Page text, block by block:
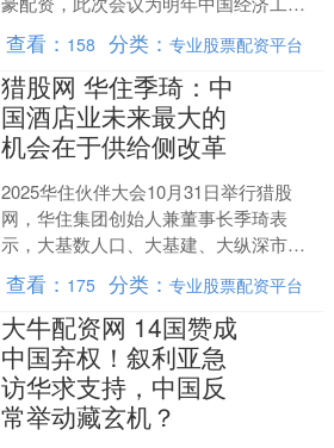
锚定航向，为“十五五”开局奠定良好基
础。在全球经济不确定性....
查看： 158 分类：专业股票配资平台
猎股网 华住季琦：中
国酒店业未来最大的
机会在于供给侧改革
2025华住伙伴大会10月31日举行猎股
网，华住集团创始人兼董事长季琦表
示，大基数人口、大基建、大纵深市
场、大文旅浪口等都是酒店行业的利好
因素，中国酒店业未来最....
查看： 175 分类：专业股票配资平台
大牛配资网 14国赞成
中国弃权！叙利亚急
访华求支持，中国反
常举动藏玄机？